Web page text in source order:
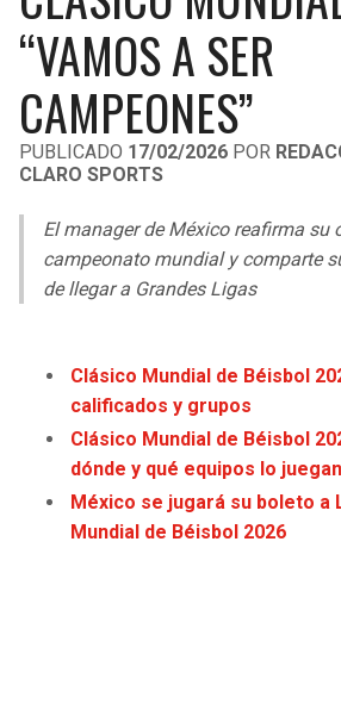
LIGA DE EXPANSIÓN MX
LEAGUES CUP
UEFA EUROPA LEAGUE
UEFA CONFERENCE LEAGUE
MLS
COPA LIBERTADORES
COPA SUDAMERICANA
LIGA BETPLAY
“VAMOS A SER
CAMPEONES”
PUBLICADO 17/02/2026 POR
CLARO SPORTS
El manager de México reafirma su
campeonato mundial y comparte
de llegar a Grandes Ligas
Clásico Mundial de Béisbol
calificados y grupos
Clásico Mundial de Béisbol
dónde y qué equipos lo
México se jugará su boleto a
Mundial de Béisbol 2026